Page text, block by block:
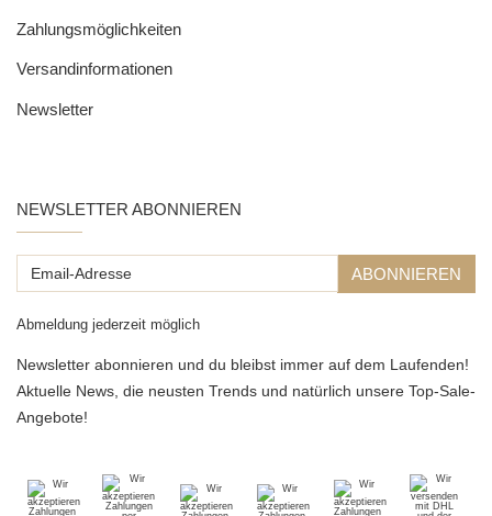
Zahlungsmöglichkeiten
Versandinformationen
Newsletter
NEWSLETTER ABONNIEREN
Email-
ABONNIEREN
Abmeldung jederzeit möglich
Newsletter abonnieren und du bleibst immer auf dem Laufenden!
Aktuelle News, die neusten Trends und natürlich unsere Top-Sale-
Angebote!